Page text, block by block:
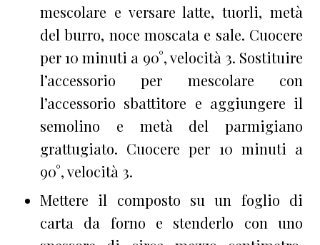
mescolare e versare latte, tuorli, metà
del burro, noce moscata e sale. Cuocere
per 10 minuti a 90°, velocità 3. Sostituire
l’accessorio per mescolare con
l’accessorio sbattitore e aggiungere il
semolino e metà del parmigiano
grattugiato. Cuocere per 10 minuti a
90°, velocità 3.
Mettere il composto su un foglio di
carta da forno e stenderlo con uno